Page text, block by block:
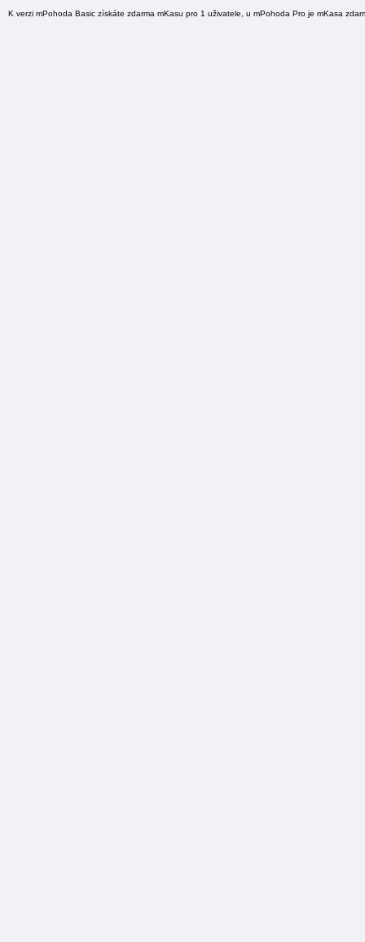
K verzi mPohoda Basic získáte zdarma mKasu pro 1 uživatele, u mPohoda Pro je mKasa